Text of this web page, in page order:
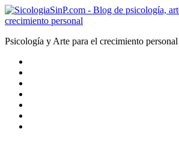
Psicología y Arte para el crecimiento personal